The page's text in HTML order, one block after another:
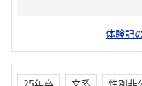
体験記
25年卒 文系
性別非